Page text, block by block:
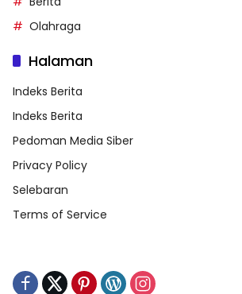
Olahraga
Halaman
Indeks Berita
Indeks Berita
Pedoman Media Siber
Privacy Policy
Selebaran
Terms of Service